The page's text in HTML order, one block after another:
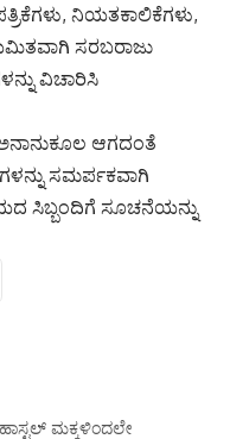
ನಿಯತಕಾಲಿಕೆಗಳು,
ಸರಬರಾಜು
ವಿಚಾರಿಸಿ
ಆಗದಂತೆ
ಸಮರ್ಪಕವಾಗಿ
ಸಿಬ್ಬಂದಿಗೆ ಸೂಚನೆಯನ್ನು
ಹಾಸ್ಟಲ್ ಮಕ್ಕಳಿಂದಲೇ